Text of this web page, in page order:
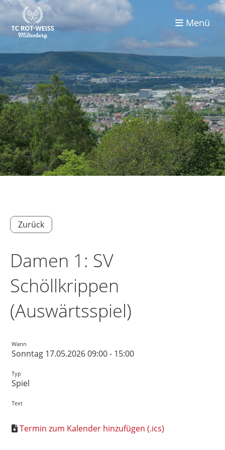
Menü
Zurück
Damen 1: SV
Schöllkrippen
(Auswärtsspiel)
Wann
Sonntag 17.05.2026 09:00 - 15:00
Typ
Spiel
Text
Termin zum Kalender hinzufügen (.ics)